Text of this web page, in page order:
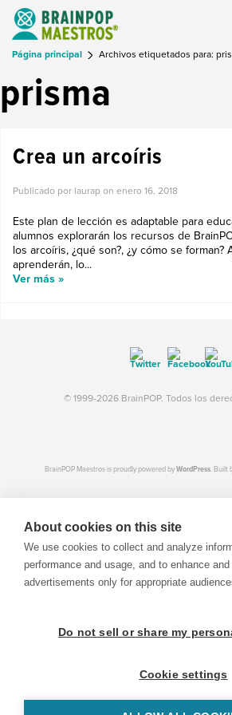
Página principal Archivos etiquetados para:
prisma
Crea un arcoíris
Publicado por laurap on enero 16, 2018
Este plan de lección es adaptable para
alumnos explorarán los recursos de
los arcoíris, ¿qué son?, ¿y cómo se forman?
aprenderán, lo...
Ver más »
© 1999-2026 BrainPOP. Todos los
BrainPOP Maestros is proudly powered byWordPress. Built
About cookies on this site
We use cookies to collect and analyze
performance and usage, and to enhance
advertisements only for appropriate
Do not sell or share my
Cookie settings